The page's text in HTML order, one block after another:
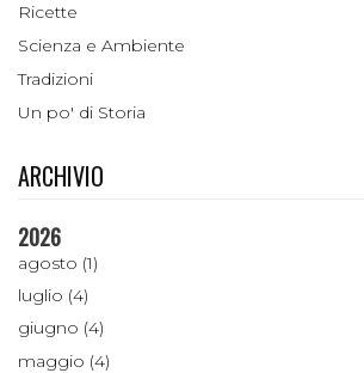
Ricette
Scienza e Ambiente
Tradizioni
Un po' di Storia
ARCHIVIO
2026
agosto (1)
luglio (4)
giugno (4)
maggio (4)